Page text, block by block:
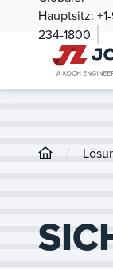
Hauptsitz:
234-1800
/